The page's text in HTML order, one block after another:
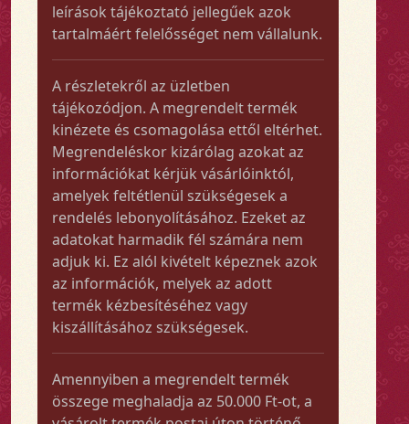
leírások tájékoztató jellegűek azok
tartalmáért felelősséget nem vállalunk.
A részletekről az üzletben
tájékozódjon. A megrendelt termék
kinézete és csomagolása ettől eltérhet.
Megrendeléskor kizárólag azokat az
információkat kérjük vásárlóinktól,
amelyek feltétlenül szükségesek a
rendelés lebonyolításához. Ezeket az
adatokat harmadik fél számára nem
adjuk ki. Ez alól kivételt képeznek azok
az információk, melyek az adott
termék kézbesítéséhez vagy
kiszállításához szükségesek.
Amennyiben a megrendelt termék
összege meghaladja az 50.000 Ft-ot, a